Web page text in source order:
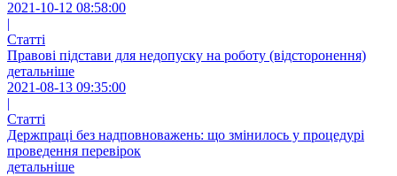
2021-10-12 08:58:00
|
Статті
Правові підстави для недопуску на роботу (відсторонення)
детальніше
2021-08-13 09:35:00
|
Статті
Держпраці без надповноважень: що змінилось у процедурі
проведення перевірок
детальніше